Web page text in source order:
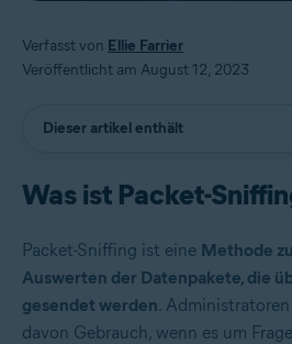
Verfasst von Ellie Farrier
Veröffentlicht am August 12, 2023
Dieser artikel enthält
Was ist Packet-
Packet-Sniffing ist eine Methode
Auswerten der Datenpakete, die
gesendet werden.
davon Gebrauch, wenn es um